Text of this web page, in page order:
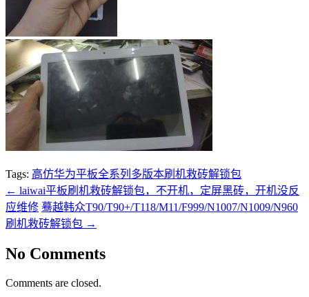
Tags: 高仿华为平板全系列多版本刷机救砖解锁包
← laiwai平板刷机救砖解锁包，不开机，定屏黑砖，开机没反
应维修 蓦越韩众T90/T90+/T118/M11/F999/N1007/N1009/N960
刷机救砖解锁包 →
No Comments
Comments are closed.